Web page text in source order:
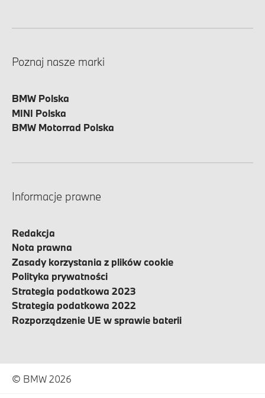
Poznaj nasze marki
BMW Polska
MINI Polska
BMW Motorrad Polska
Informacje prawne
Redakcja
Nota prawna
Zasady korzystania z plików cookie
Polityka prywatności
Strategia podatkowa 2023
Strategia podatkowa 2022
Rozporządzenie UE w sprawie baterii
© BMW 2026